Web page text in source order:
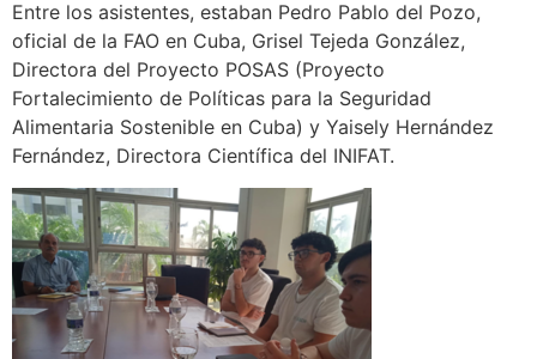
Entre los asistentes, estaban Pedro Pablo del Pozo,
oficial de la FAO en Cuba, Grisel Tejeda González,
Directora del Proyecto POSAS (Proyecto
Fortalecimiento de Políticas para la Seguridad
Alimentaria Sostenible en Cuba) y Yaisely Hernández
Fernández, Directora Científica del INIFAT.